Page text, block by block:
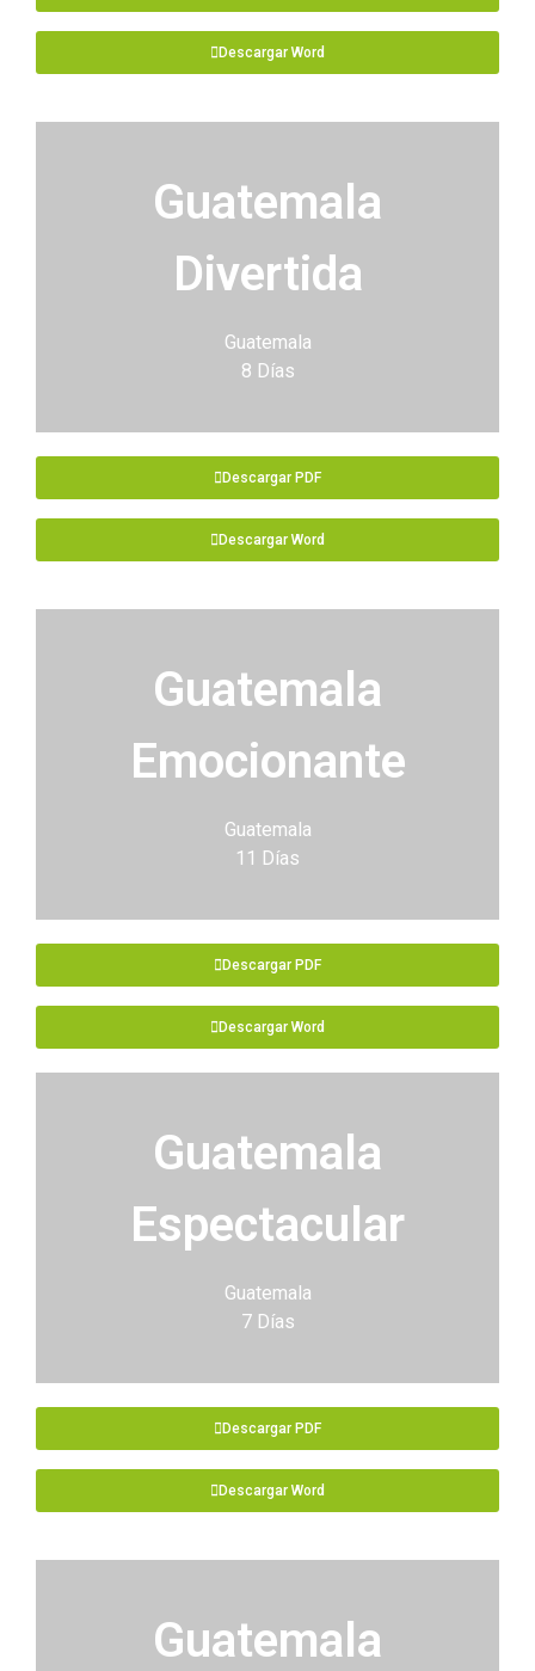
Descargar Word
Guatemala
Divertida
Guatemala
8 Días
Descargar PDF
Descargar Word
Guatemala
Emocionante
Guatemala
11 Días
Descargar PDF
Descargar Word
Guatemala
Espectacular
Guatemala
7 Días
Descargar PDF
Descargar Word
Guatemala